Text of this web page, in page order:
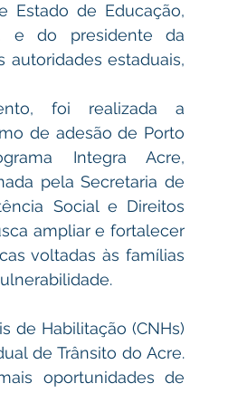
Estado de Educação,
e do presidente da
autoridades estaduais,
foi realizada a
de adesão de Porto
Integra Acre,
pela Secretaria de
Social e Direitos
ampliar e fortalecer
voltadas às famílias
de Habilitação (CNHs)
de Trânsito do Acre.
oportunidades de